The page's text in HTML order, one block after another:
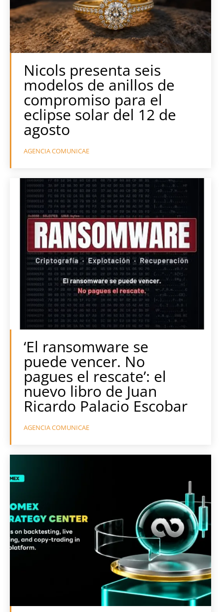
Nicols presenta seis
modelos de anillos de
compromiso para el
eclipse solar del 12 de
agosto
AGENCIA COMUNICAE
‘El ransomware se
puede vencer. No
pagues el rescate’: el
nuevo libro de Juan
Ricardo Palacio Escobar
AGENCIA COMUNICAE